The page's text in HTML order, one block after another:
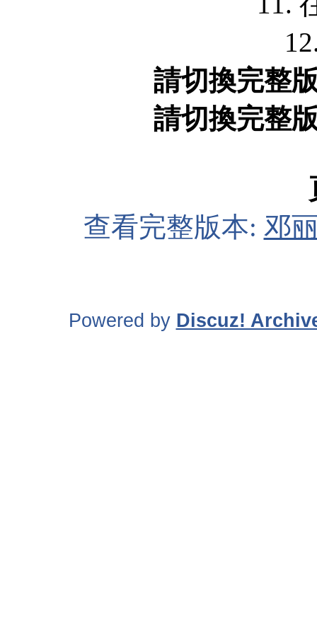
請切換完整
請切換完整
查看完整版本: 邓
Powered by Discuz!